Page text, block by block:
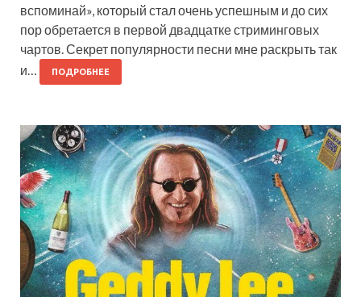
вспоминай», который стал очень успешным и до сих
пор обретается в первой двадцатке стриминговых
чартов. Секрет популярности песни мне раскрыть так
и…
ПОДРОБНЕЕ